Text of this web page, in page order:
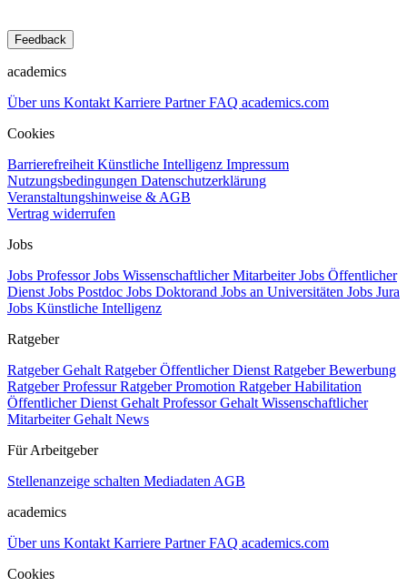
Feedback
academics
Über uns Kontakt Karriere PartnerFAQ academics.com
Cookies
Barrierefreiheit Künstliche Intelligenz Impressum
Nutzungsbedingungen Datenschutzerklärung
Veranstaltungshinweise & AGB
Vertrag widerrufen
Jobs
Jobs ProfessorJobs Wissenschaftlicher MitarbeiterJobs Öffentlicher
Dienst Jobs Postdoc Jobs Doktorand Jobs an Universitäten Jobs Jura
Jobs Künstliche Intelligenz
Ratgeber
Ratgeber Gehalt Ratgeber Öffentlicher Dienst Ratgeber Bewerbung
Ratgeber ProfessurRatgeber Promotion Ratgeber Habilitation
Öffentlicher Dienst Gehalt Professor Gehalt Wissenschaftlicher
Mitarbeiter Gehalt News
Für Arbeitgeber
Stellenanzeige schalten Mediadaten AGB
academics
Über uns Kontakt Karriere PartnerFAQ academics.com
Cookies